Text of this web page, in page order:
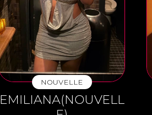
NOUVELLE
EMILIANA(NOUVELL